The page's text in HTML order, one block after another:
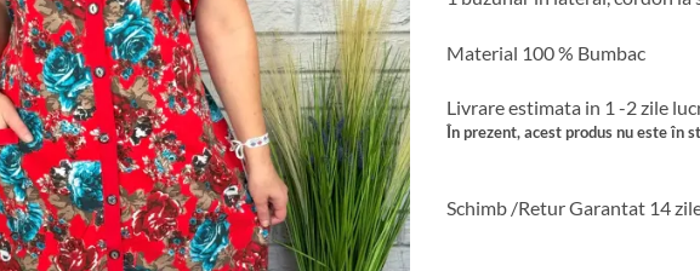
Material 100 % Bumbac
Livrare estimata in 1 -2 zile
În prezent, acest produs nu este în
Schimb /Retur Garantat 14